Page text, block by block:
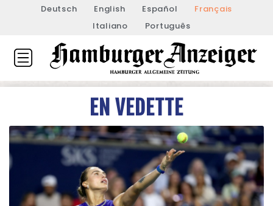
Deutsch English Español
Français
Italiano
Português
EN VEDETTE